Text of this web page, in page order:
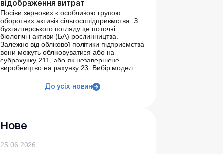
відображення витрат
Посіви зернових є особливою групою
оборотних активів сільгосппідприємства. З
бухгалтерського погляду це поточні
біологічні активи (БА) рослинництва.
Залежно від облікової політики підприємства
вони можуть обліковуватися або на
субрахунку 211, або як незавершене
виробництво на рахунку 23. Вибір модел...
До усіх новин
Нове
25.06.2026